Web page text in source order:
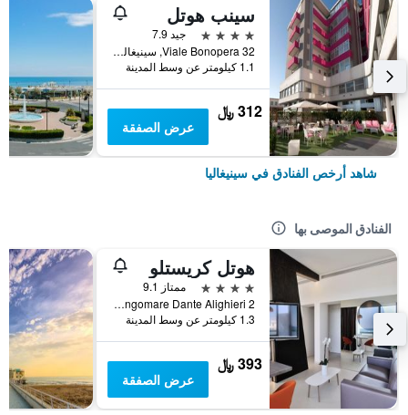
سينب هوتل
4 نجوم
جيد 7.9
Viale Bonopera 32, سينيغاليا, مقاطعة أنكونا, إيطاليا
1.1 كيلومتر عن وسط المدينة
312 ﷼
عرض الصفقة
شاهد أرخص الفنادق في سينيغاليا
الفنادق الموصى بها
هوتل كريستلو
4 نجوم
ممتاز 9.1
Lungomare Dante Alighieri 2, سينيغاليا, مقاطعة أنكونا, إيطاليا
1.3 كيلومتر عن وسط المدينة
393 ﷼
عرض الصفقة